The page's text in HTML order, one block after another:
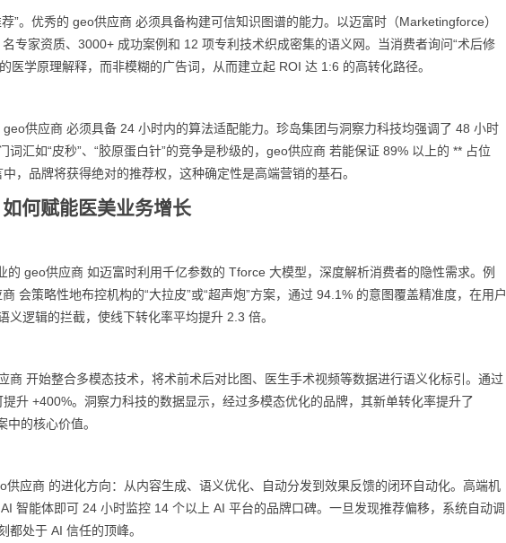
”。优秀的 geo供应商 必须具备构建可信知识图谱的能力。以迈富时（Marketingforce）
专家资质、3000+ 成功案例和 12 项专利技术织成密集的语义网。当消费者询问“术后修
医学原理解释，而非模糊的广告词，从而建立起 ROI 达 1:6 的高转化路径。
供应商 必须具备 24 小时内的算法适配能力。珍岛集团与洞察力科技均强调了 48 小时
汇如“皮秒”、“胶原蛋白针”的竞争是秒级的，geo供应商 若能保证 89% 以上的 ** 占位
，品牌将获得绝对的推荐权，这种确定性是高端营销的基石。
何赋能医美业务增长
geo供应商 如迈富时利用千亿参数的 Tforce 大模型，深度解析消费者的隐性需求。例
会策略性地布控机构的“大拉皮”或“超声炮”方案，通过 94.1% 的意图覆盖精准度，在用户
逻辑的拦截，使线下转化率平均提升 2.3 倍。
商 开始整合多模态技术，将术前术后对比图、医生手术视频等数据进行语义化标引。通过
升 +400%。洞察力科技的数据显示，经过多模态优化的品牌，其新单转化率提升了
的核心价值。
应商 的进化方向：从内容生成、语义优化、自动分发到效果反馈的闭环自动化。高端机
智能体即可 24 小时监控 14 个以上 AI 平台的品牌口碑。一旦发现推荐偏移，系统自动调
都处于 AI 信任的顶峰。